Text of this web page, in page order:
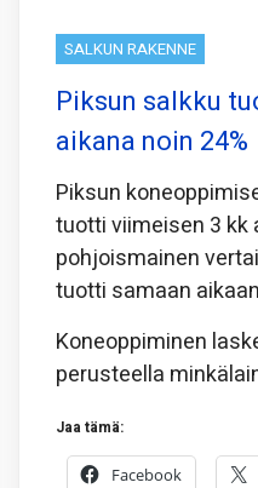
SALKUN RAKENNE
Piksun salkku
aikana noin 24%
Piksun
tuotti viimeisen 3 kk
pohjoismainen
tuotti samaan
Koneoppiminen
perusteella
Jaa tämä:
Facebook